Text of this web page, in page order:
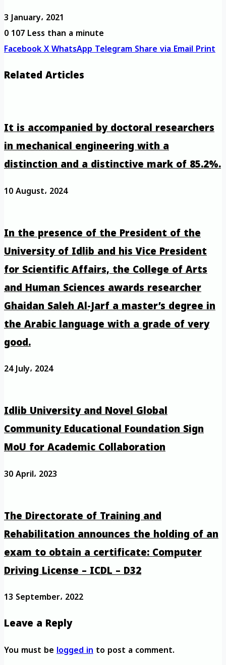
3 January، 2021
0107Less than a minute
FacebookXWhatsAppTelegramShare via EmailPrint
Related Articles
It is accompanied by doctoral researchers
in mechanical engineering with a
distinction and a distinctive mark of 85.2%.
10 August، 2024
In the presence of the President of the
University of Idlib and his Vice President
for Scientific Affairs, the College of Arts
and Human Sciences awards researcher
Ghaidan Saleh Al-Jarf a master’s degree in
the Arabic language with a grade of very
good.
24 July، 2024
Idlib University and Novel Global
Community Educational Foundation Sign
MoU for Academic Collaboration
30 April، 2023
The Directorate of Training and
Rehabilitation announces the holding of an
exam to obtain a certificate: Computer
Driving License – ICDL – D32
13 September، 2022
Leave a Reply
You must belogged into post a comment.